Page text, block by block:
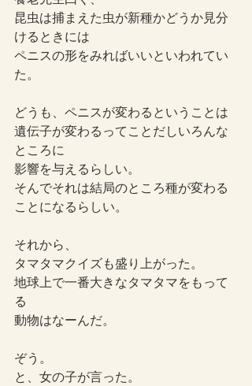
昆虫は捕まえた虫が新種かどうか見分
けるときには
ペニスの形をみればいいといわれてい
た。
どうも、ペニスが変わるということは
遺伝子が変わるってことだしいろんな
ところに
影響を与えるらしい。
そんでそれは結局のところ種が変わる
ことになるらしい。
それから、
タマタマクイズも盛り上がった。
地球上で一番大きなタマタマをもって
る
動物はなーんだ。
ぞう。
と、女の子が言った。